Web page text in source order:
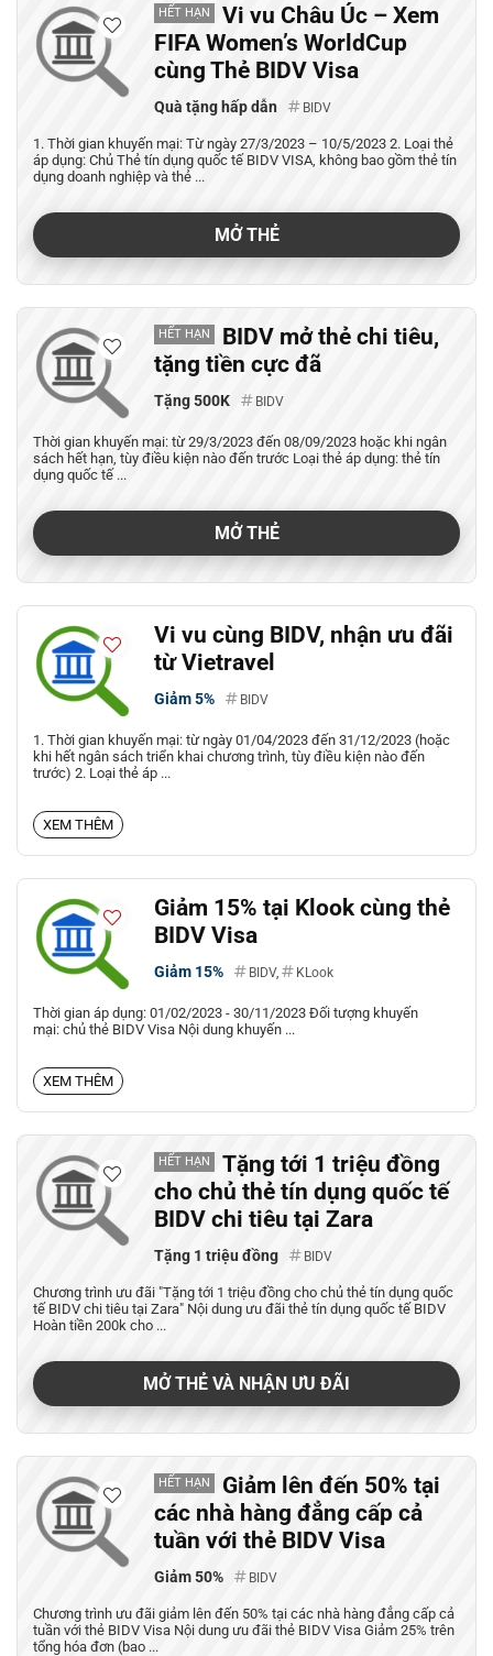
HẾT HẠN
Vi vu Châu Úc – Xem
FIFA Women’s WorldCup
cùng Thẻ BIDV Visa
Quà tặng hấp dẫn BIDV
1. Thời gian khuyến mại: Từ ngày 27/3/2023 – 10/5/2023 2. Loại thẻ
áp dụng: Chủ Thẻ tín dụng quốc tế BIDV VISA, không bao gồm thẻ tín
dụng doanh nghiệp và thẻ ...
MỞ THẺ
HẾT HẠN
BIDV mở thẻ chi tiêu,
tặng tiền cực đã
Tặng 500K BIDV
Thời gian khuyến mại: từ 29/3/2023 đến 08/09/2023 hoặc khi ngân
sách hết hạn, tùy điều kiện nào đến trước Loại thẻ áp dụng: thẻ tín
dụng quốc tế ...
MỞ THẺ
Vi vu cùng BIDV, nhận ưu đãi
từ Vietravel
Giảm 5% BIDV
1. Thời gian khuyến mại: từ ngày 01/04/2023 đến 31/12/2023 (hoặc
khi hết ngân sách triển khai chương trình, tùy điều kiện nào đến
trước) 2. Loại thẻ áp ...
XEM THÊM
Giảm 15% tại Klook cùng thẻ
BIDV Visa
Giảm 15% BIDV, KLook
Thời gian áp dụng: 01/02/2023 - 30/11/2023 Đối tượng khuyến
mại: chủ thẻ BIDV Visa Nội dung khuyến ...
XEM THÊM
HẾT HẠN
Tặng tới 1 triệu đồng
cho chủ thẻ tín dụng quốc tế
BIDV chi tiêu tại Zara
Tặng 1 triệu đồng BIDV
Chương trình ưu đãi "Tặng tới 1 triệu đồng cho chủ thẻ tín dụng quốc
tế BIDV chi tiêu tại Zara" Nội dung ưu đãi thẻ tín dụng quốc tế BIDV
Hoàn tiền 200k cho ...
MỞ THẺ VÀ NHẬN ƯU ĐÃI
HẾT HẠN
Giảm lên đến 50% tại
các nhà hàng đẳng cấp cả
tuần với thẻ BIDV Visa
Giảm 50% BIDV
Chương trình ưu đãi giảm lên đến 50% tại các nhà hàng đẳng cấp cả
tuần với thẻ BIDV Visa Nội dung ưu đãi thẻ BIDV Visa Giảm 25% trên
tổng hóa đơn (bao ...